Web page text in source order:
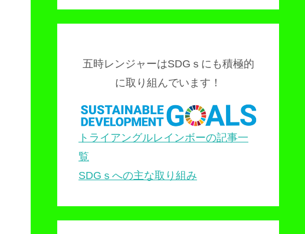
五時レンジャーはSDGｓにも積極的
に取り組んでいます！
トライアングルレインボーの記事一
覧
SDGｓへの主な取り組み